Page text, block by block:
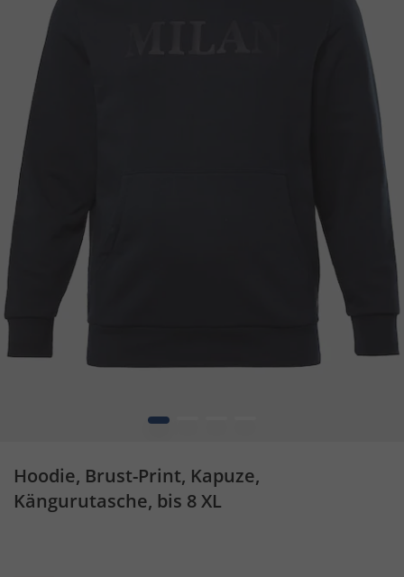
1
Hoodie, Brust-Print, Kapuze,
Kängurutasche, bis 8 XL